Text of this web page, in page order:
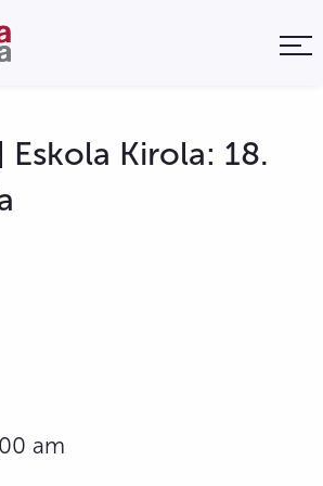
Kirola: 18.
am